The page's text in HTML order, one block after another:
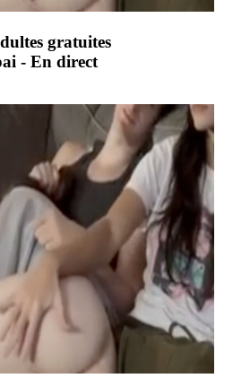
gratuites
- En direct